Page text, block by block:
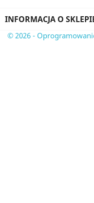
INFORMACJA O
© 2026 -